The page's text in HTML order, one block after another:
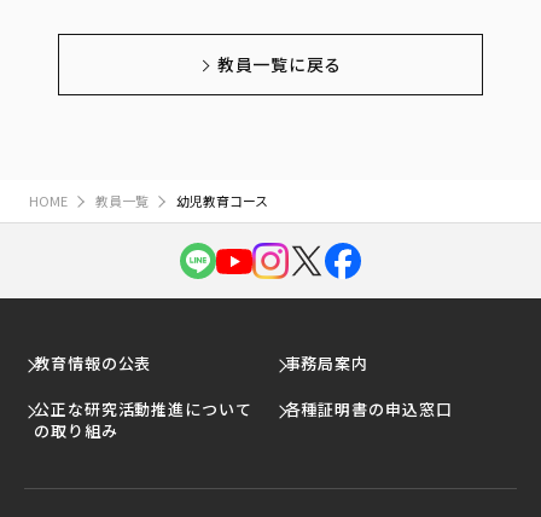
教員一覧に戻る
HOME 教員一覧 幼児教育コース
教育情報の公表
事務局案内
公正な研究活動推進について
の取り組み
各種証明書の申込窓口